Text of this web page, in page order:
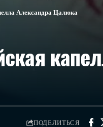
Александра Цалюка
ПОДЕЛИТЬСЯ